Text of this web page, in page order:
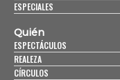
ESPECIALES
Quién
ESPECTÁCULOS
REALEZA
CÍRCULOS